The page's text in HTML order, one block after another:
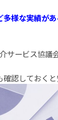
様な実績が
サービス協議
認しておくと